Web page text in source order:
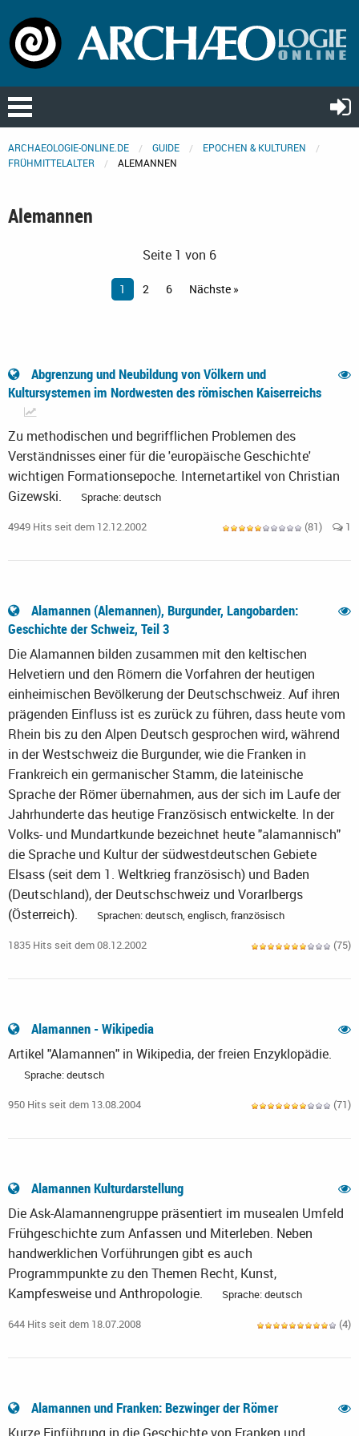
ARCHAEOLOGIE-ONLINE.DE GUIDE
EPOCHEN & KULTUREN
FRÜHMITTELALTER
ALEMANNEN
Alemannen
Seite 1 von 6
1 2 6 Nächste »
Abgrenzung und Neubildung von Völkern und
Kultursystemen im Nordwesten des römischen Kaiserreichs
Zu methodischen und begrifflichen Problemen des
Verständnisses einer für die 'europäische Geschichte'
wichtigen Formationsepoche. Internetartikel von Christian
Gizewski.
Sprache: deutsch
4949 Hits seit dem 12.12.2002 (81) 1
Alamannen (Alemannen), Burgunder, Langobarden:
Geschichte der Schweiz, Teil 3
Die Alamannen bilden zusammen mit den keltischen
Helvetiern und den Römern die Vorfahren der heutigen
einheimischen Bevölkerung der Deutschschweiz. Auf ihren
prägenden Einfluss ist es zurück zu führen, dass heute vom
Rhein bis zu den Alpen Deutsch gesprochen wird, während
in der Westschweiz die Burgunder, wie die Franken in
Frankreich ein germanischer Stamm, die lateinische
Sprache der Römer übernahmen, aus der sich im Laufe der
Jahrhunderte das heutige Französisch entwickelte. In der
Volks- und Mundartkunde bezeichnet heute "alamannisch"
die Sprache und Kultur der südwestdeutschen Gebiete
Elsass (seit dem 1. Weltkrieg französisch) und Baden
(Deutschland), der Deutschschweiz und Vorarlbergs
(Österreich).
Sprachen: deutsch, englisch, französisch
1835 Hits seit dem 08.12.2002 (75)
Alamannen - Wikipedia
Artikel "Alamannen" in Wikipedia, der freien Enzyklopädie.
Sprache: deutsch
950 Hits seit dem 13.08.2004 (71)
Alamannen Kulturdarstellung
Die Ask-Alamannengruppe präsentiert im musealen Umfeld
Frühgeschichte zum Anfassen und Miterleben. Neben
handwerklichen Vorführungen gibt es auch
Programmpunkte zu den Themen Recht, Kunst,
Kampfesweise und Anthropologie.
Sprache: deutsch
644 Hits seit dem 18.07.2008 (4)
Alamannen und Franken: Bezwinger der Römer